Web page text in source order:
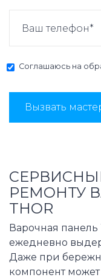
Соглашаюсь на
Вызвать
РЕМОНТУ
THOR
Варочная панель
ежедневно
Даже при
компонент